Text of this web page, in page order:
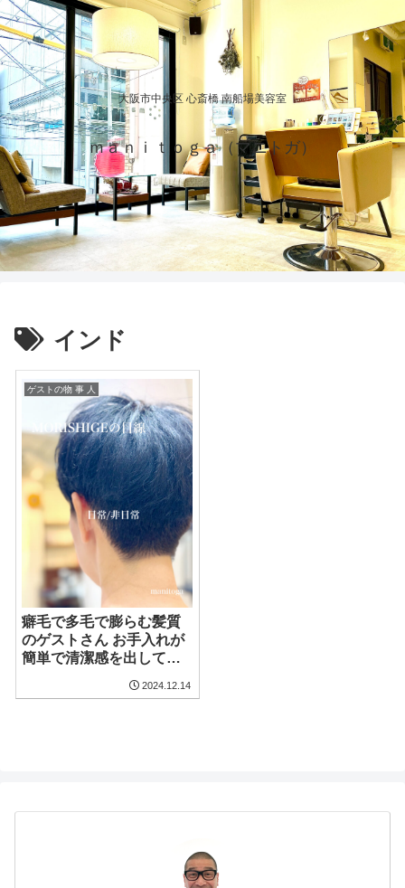
大阪市中央区 心斎橋 南船場美容室
ｍａｎｉｔｏｇａ（マニトガ）
インド
ゲストの物 事 人
癖毛で多毛で膨らむ髪質
のゲストさん お手入れが
簡単で清潔感を出してタ
にツーブロックで刈り上
2024.12.14